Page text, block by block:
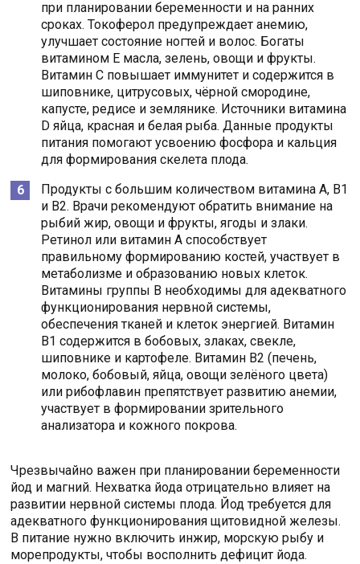
при планировании беременности и на ранних
сроках. Токоферол предупреждает анемию,
улучшает состояние ногтей и волос. Богаты
витамином Е масла, зелень, овощи и фрукты.
Витамин С повышает иммунитет и содержится в
шиповнике, цитрусовых, чёрной смородине,
капусте, редисе и землянике. Источники витамина
D яйца, красная и белая рыба. Данные продукты
питания помогают усвоению фосфора и кальция
для формирования скелета плода.
Продукты с большим количеством витамина А, В1
и В2. Врачи рекомендуют обратить внимание на
рыбий жир, овощи и фрукты, ягоды и злаки.
Ретинол или витамин А способствует
правильному формированию костей, участвует в
метаболизме и образованию новых клеток.
Витамины группы В необходимы для адекватного
функционирования нервной системы,
обеспечения тканей и клеток энергией. Витамин
В1 содержится в бобовых, злаках, свекле,
шиповнике и картофеле. Витамин В2 (печень,
молоко, бобовый, яйца, овощи зелёного цвета)
или рибофлавин препятствует развитию анемии,
участвует в формировании зрительного
анализатора и кожного покрова.
Чрезвычайно важен при планировании беременности
йод и магний. Нехватка йода отрицательно влияет на
развитии нервной системы плода. Йод требуется для
адекватного функционирования щитовидной железы.
В питание нужно включить инжир, морскую рыбу и
морепродукты, чтобы восполнить дефицит йода.